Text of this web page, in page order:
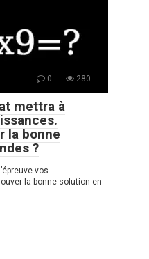
0 280
mettra à
la bonne
?
vos
la bonne solution en